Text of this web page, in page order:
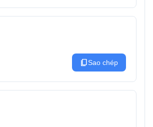
content_copySao chép